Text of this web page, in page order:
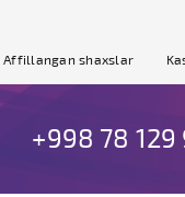
Affillangan shaxslar
+998 78 129